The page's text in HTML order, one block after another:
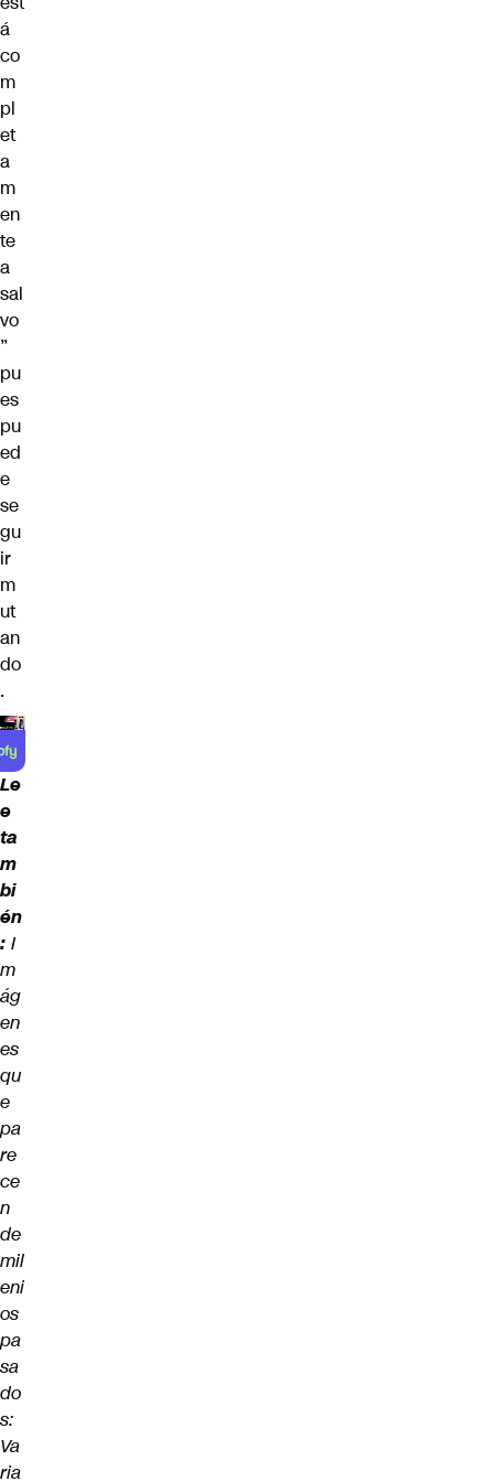
á
co
m
pl
et
a
m
en
te
a
sal
vo
”
pu
es
pu
ed
e
se
gu
ir
m
ut
an
do
.
Le
e
ta
m
bi
én
: I
m
ág
en
es
qu
e
pa
re
ce
n
de
mil
eni
os
pa
sa
do
s:
Va
ria